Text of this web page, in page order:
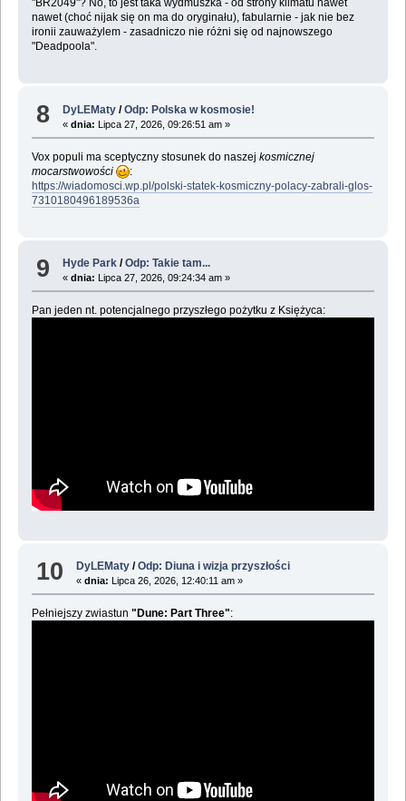
"BR2049"? No, to jest taka wydmuszka - od strony klimatu nawet
nawet (choć nijak się on ma do oryginału), fabularnie - jak nie bez
ironii zauważylem - zasadniczo nie różni się od najnowszego
"Deadpoola".
8 DyLEMaty /Odp: Polska w kosmosie!
«dnia: Lipca 27, 2026, 09:26:51 am »
Vox populi ma sceptyczny stosunek do naszej kosmicznej
mocarstwowości
:
https://wiadomosci.wp.pl/polski-statek-kosmiczny-polacy-zabrali-glos-
7310180496189536a
9 Hyde Park /Odp: Takie tam...
«dnia: Lipca 27, 2026, 09:24:34 am »
Pan jeden nt. potencjalnego przyszłego pożytku z Księżyca:
10 DyLEMaty /Odp: Diuna i wizja przyszłości
«dnia: Lipca 26, 2026, 12:40:11 am »
Pełniejszy zwiastun "Dune: Part Three":